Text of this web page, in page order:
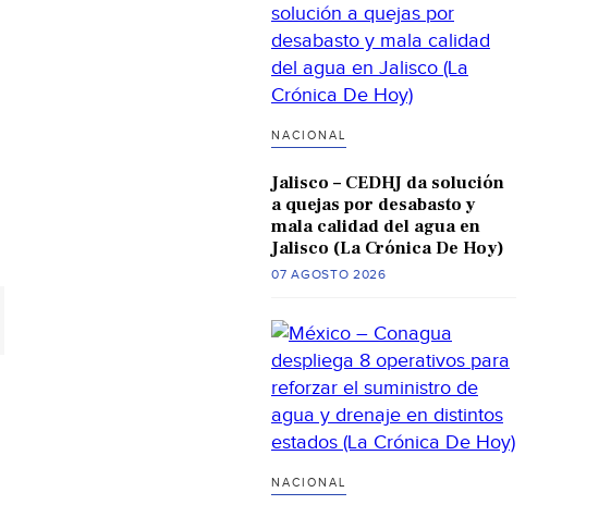
NACIONAL
Jalisco – CEDHJ da solución
a quejas por desabasto y
mala calidad del agua en
Jalisco (La Crónica De Hoy)
07 AGOSTO 2026
NACIONAL